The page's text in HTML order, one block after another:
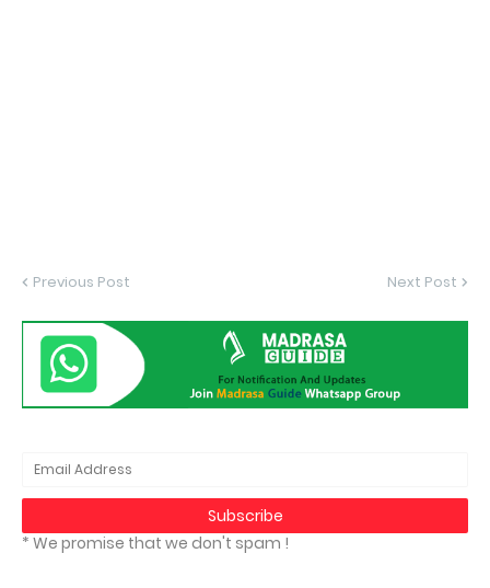
Previous Post Next Post
* We promise that we don't spam !